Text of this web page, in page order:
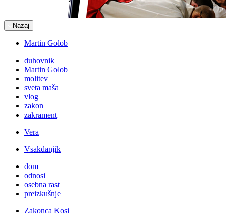
Nazaj
Martin Golob
duhovnik
Martin Golob
molitev
sveta maša
vlog
zakon
zakrament
Vera
Vsakdanjik
dom
odnosi
osebna rast
preizkušnje
Zakonca Kosi